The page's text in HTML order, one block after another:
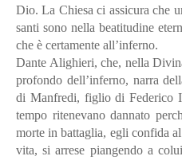
Dio. La Chiesa ci assicura che
santi sono nella beatitudine
che è certamente all’inferno.
Dante Alighieri, che, nella
profondo dell’inferno, narra
di Manfredi, figlio di Federico
tempo ritenevano dannato
morte in battaglia, egli confida
vita, si arrese piangendo a